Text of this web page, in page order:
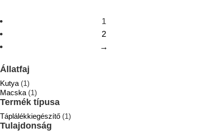
1
2
→
Állatfaj
Kutya (1)
Macska (1)
Termék típusa
Táplálékkiegészítő (1)
Tulajdonság